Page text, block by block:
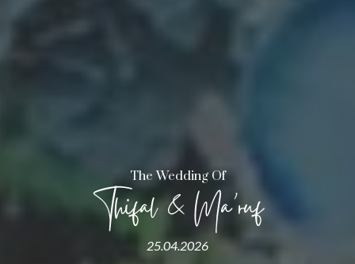
The Wedding Of
Thifal & Ma’ruf
25.04.2026